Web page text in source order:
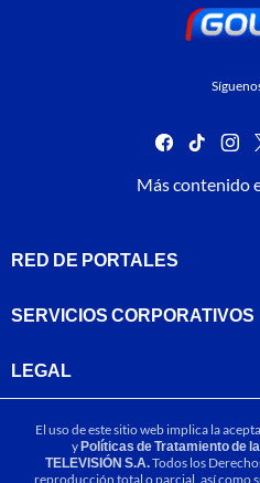
facebook
tiktok
Más contenido
RED DE PORTALES
SERVICIOS CORPORATIVOS
LEGAL
El uso de este sitio web implica la
yPolíticas de Tratamiento de
TELEVISIÓN S.A.Todos los
reproducción total o parcial, así como